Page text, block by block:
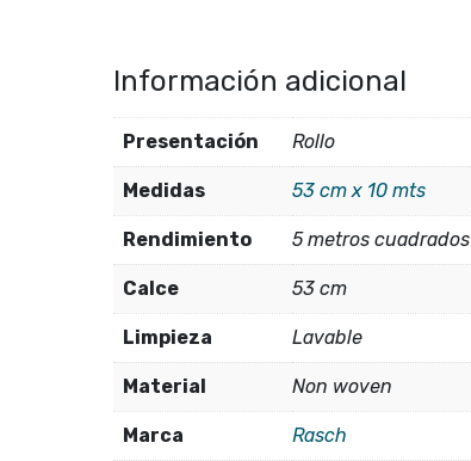
Información adicional
Presentación Rollo
Medidas 53 cm x 10 mts
Rendimiento 5 metros cuadrados
Calce 53 cm
Limpieza Lavable
Material Non woven
Marca Rasch